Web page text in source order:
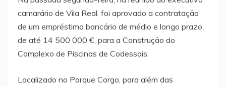
camarário de Vila Real, foi aprovado a contratação
de um empréstimo bancário de médio e longo prazo,
de até 14 500 000 €, para a Construção do
Complexo de Piscinas de Codessais.
Localizado no Parque Corgo, para além das